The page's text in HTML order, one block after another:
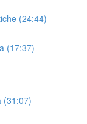
(24:44)
(17:37)
(31:07)